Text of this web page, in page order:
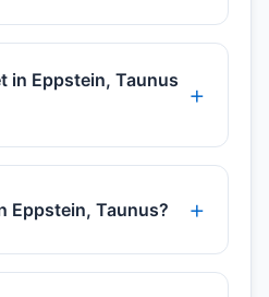
in Eppstein, Taunus
Eppstein, Taunus?